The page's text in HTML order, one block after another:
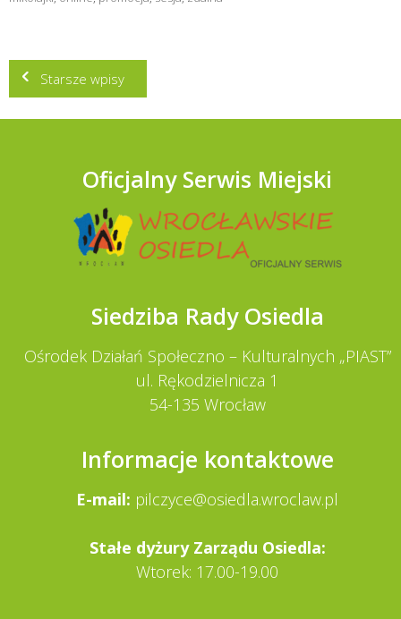
Nawigacja
po
wpisach
Starsze wpisy
Oficjalny Serwis Miejski
Siedziba Rady Osiedla
Ośrodek Działań Społeczno – Kulturalnych „PIAST”
ul. Rękodzielnicza 1
54-135 Wrocław
Informacje kontaktowe
E-mail: pilczyce@osiedla.wroclaw.pl
Stałe dy­żury Zarządu Osiedla:
Wtorek: 17.00-19.00